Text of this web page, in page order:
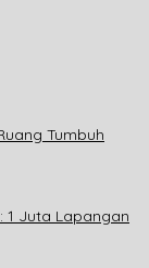
Tumbuh
1 Juta Lapangan